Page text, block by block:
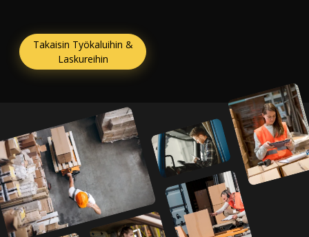
Takaisin Työkaluihin &
Laskureihin